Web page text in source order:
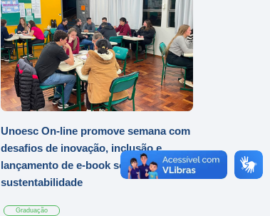
Unoesc On-line promove semana com
desafios de inovação, inclusão e
lançamento de e-book sobre
sustentabilidade
Graduação